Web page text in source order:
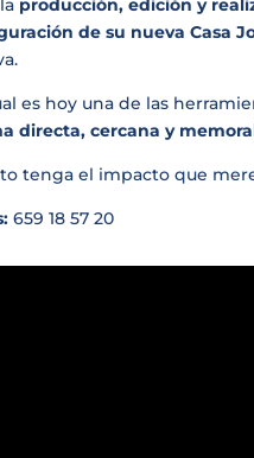
producción, edición y
de su nueva Casa
es hoy una de las
directa, cercana y
tenga el impacto que
659 18 57 20